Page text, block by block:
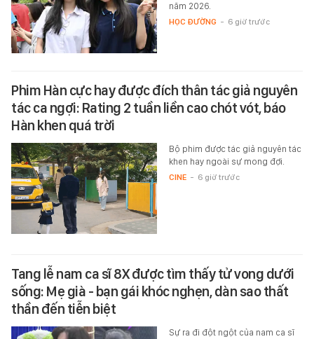
năm 2026.
HỌC ĐƯỜNG - 6 giờ trước
Phim Hàn cực hay được đích thân tác giả nguyên
tác ca ngợi: Rating 2 tuần liền cao chót vót, báo
Hàn khen quá trời
Bộ phim được tác giả nguyên tác
khen hay ngoài sự mong đợi.
CINE - 6 giờ trước
Tang lễ nam ca sĩ 8X được tìm thấy tử vong dưới
sống: Mẹ già - bạn gái khóc nghẹn, dàn sao thất
thần đến tiễn biệt
Sự ra đi đột ngột của nam ca sĩ